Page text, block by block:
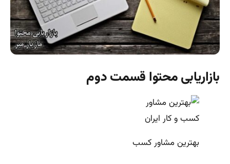
بازاریابی محتوا قسمت دوم
بهترین مشاور کسب